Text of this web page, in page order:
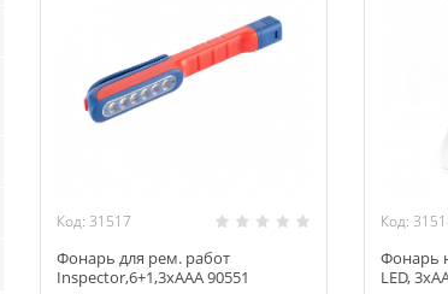
Код: 31517
Фонарь для рем. работ
Inspector,6+1,3хААА 90551
Код:
Фонарь
LED,